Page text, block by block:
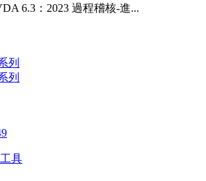
6.3：2023 過程稽核-進...
列
列
具